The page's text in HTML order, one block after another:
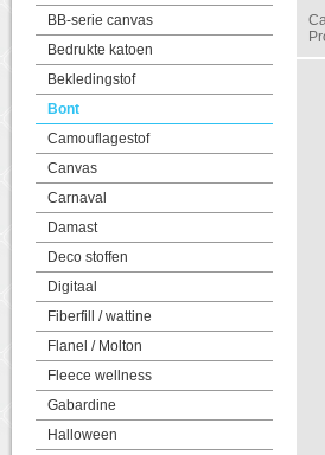
BB-serie canvas
Bedrukte katoen
Bekledingstof
Bont
Camouflagestof
Canvas
Carnaval
Damast
Deco stoffen
Digitaal
Fiberfill / wattine
Flanel / Molton
Fleece wellness
Gabardine
Halloween